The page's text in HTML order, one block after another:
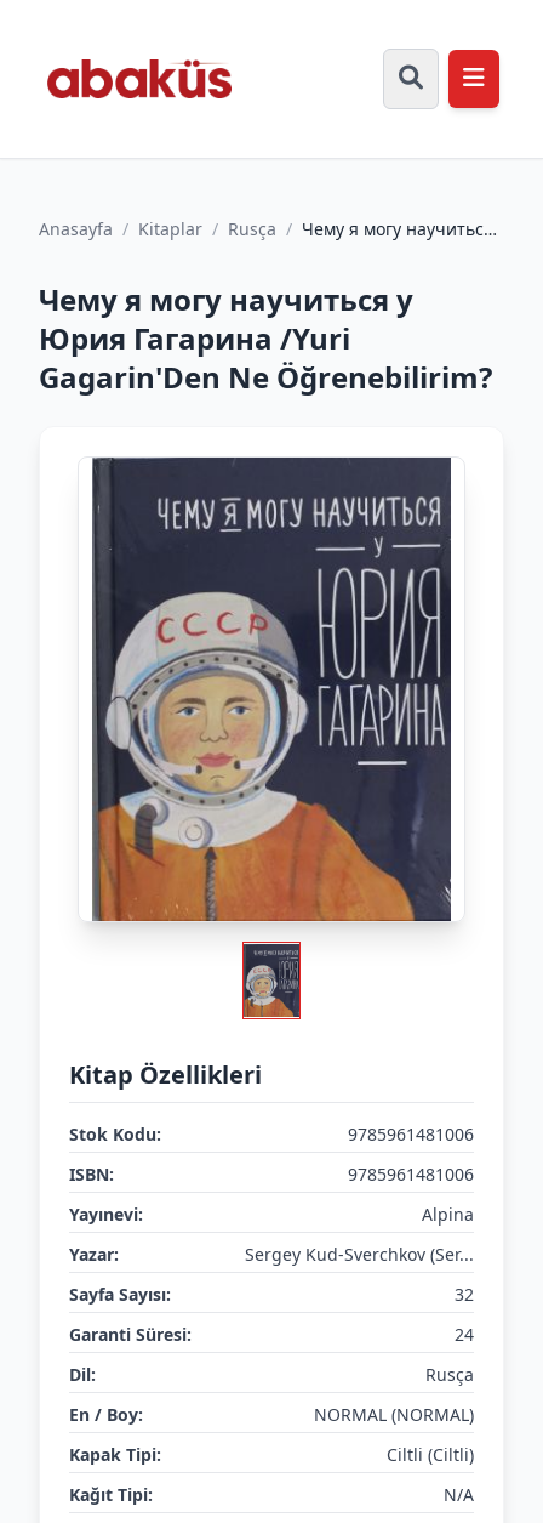
Anasayfa / Kitaplar / Rusça / Чему я могу научиться
Чему я могу научиться у
Юрия Гагарина /Yuri
Gagarin'Den Ne Öğrenebilirim?
Kitap Özellikleri
Stok Kodu:
9785961481006
ISBN:
9785961481006
Yayınevi:
Alpina
Yazar:
Sergey Kud-Sverchkov (Ser...
Sayfa Sayısı:
32
Garanti Süresi:
24
Dil:
Rusça
En / Boy:
NORMAL (NORMAL)
Kapak Tipi:
Ciltli (Ciltli)
Kağıt Tipi:
N/A